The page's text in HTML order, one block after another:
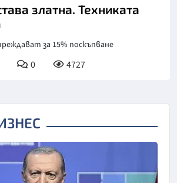
златна. Техниката
за 15% поскъпване
0 4727